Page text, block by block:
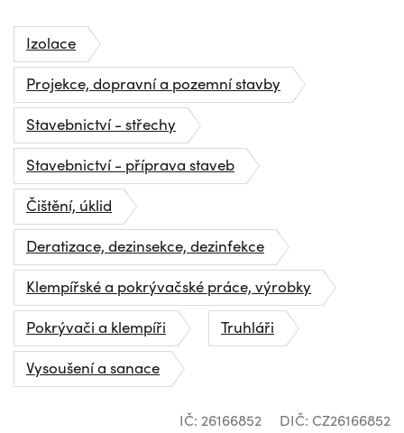
Izolace
Projekce, dopravní a pozemní stavby
Stavebnictví - střechy
Stavebnictví - příprava staveb
Čištění, úklid
Deratizace, dezinsekce, dezinfekce
Klempířské a pokrývačské práce, výrobky
Pokrývači a klempíři
Truhláři
Vysoušení a sanace
IČ: 26166852 DIČ: CZ26166852